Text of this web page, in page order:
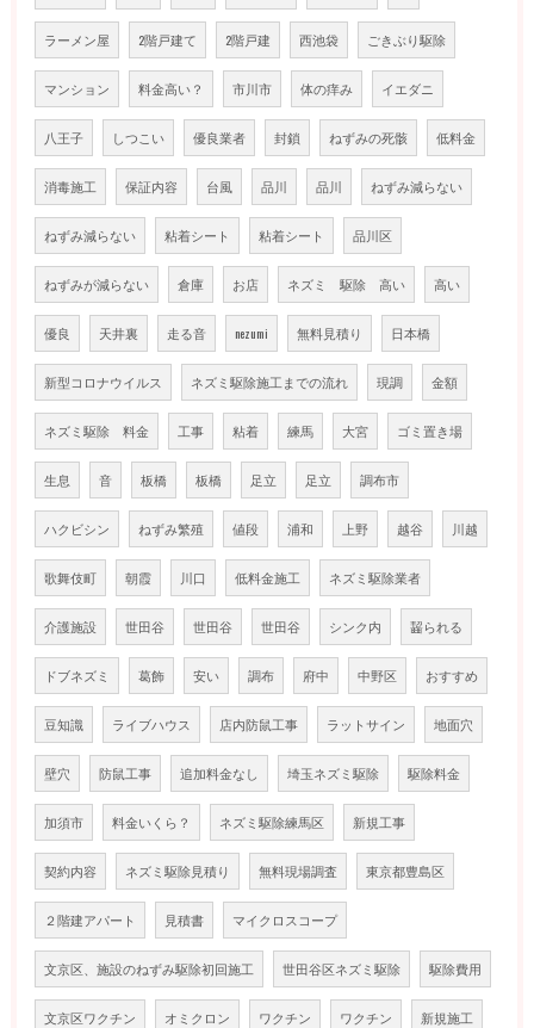
ラーメン屋 2階戸建て 2階戸建 西池袋 ごきぶり駆除
マンション 料金高い？ 市川市 体の痒み イエダニ
八王子 しつこい 優良業者 封鎖 ねずみの死骸 低料金
消毒施工 保証内容 台風 品川 品川 ねずみ減らない
ねずみ減らない 粘着シート 粘着シート 品川区
ねずみが減らない 倉庫 お店 ネズミ 駆除 高い 高い
優良 天井裏 走る音 nezumi 無料見積り 日本橋
新型コロナウイルス ネズミ駆除施工までの流れ 現調 金額
ネズミ駆除 料金 工事 粘着 練馬 大宮 ゴミ置き場
生息 音 板橋 板橋 足立 足立 調布市
ハクビシン ねずみ繁殖 値段 浦和 上野 越谷 川越
歌舞伎町 朝霞 川口 低料金施工 ネズミ駆除業者
介護施設 世田谷 世田谷 世田谷 シンク内 齧られる
ドブネズミ 葛飾 安い 調布 府中 中野区 おすすめ
豆知識 ライブハウス 店内防鼠工事 ラットサイン 地面穴
壁穴 防鼠工事 追加料金なし 埼玉ネズミ駆除 駆除料金
加須市 料金いくら？ ネズミ駆除練馬区 新規工事
契約内容 ネズミ駆除見積り 無料現場調査 東京都豊島区
２階建アパート 見積書 マイクロスコープ
文京区、施設のねずみ駆除初回施工 世田谷区ネズミ駆除 駆除費用
文京区ワクチン オミクロン ワクチン ワクチン 新規施工